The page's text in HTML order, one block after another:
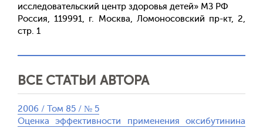
исследовательский центр здоровья детей» МЗ РФ
Россия, 119991, г. Москва, Ломоносовский пр-кт, 2,
стр. 1
ВСЕ СТАТЬИ АВТОРА
2006 / Том 85 / № 5
Оценка эффективности применения оксибутинина